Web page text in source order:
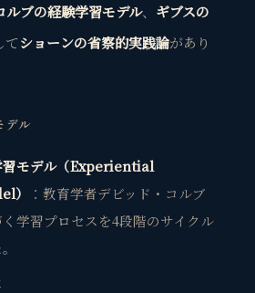
ルブの経験学習モデル、 ギブスの
てショーンの省察的実践論があり
デル
習モデル（Experiential
）
：教育学者デビッド・コルブ
学習プロセスを4段階のサイクル